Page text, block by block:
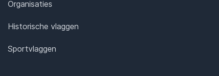
Organisaties
Historische vlaggen
Sportvlaggen